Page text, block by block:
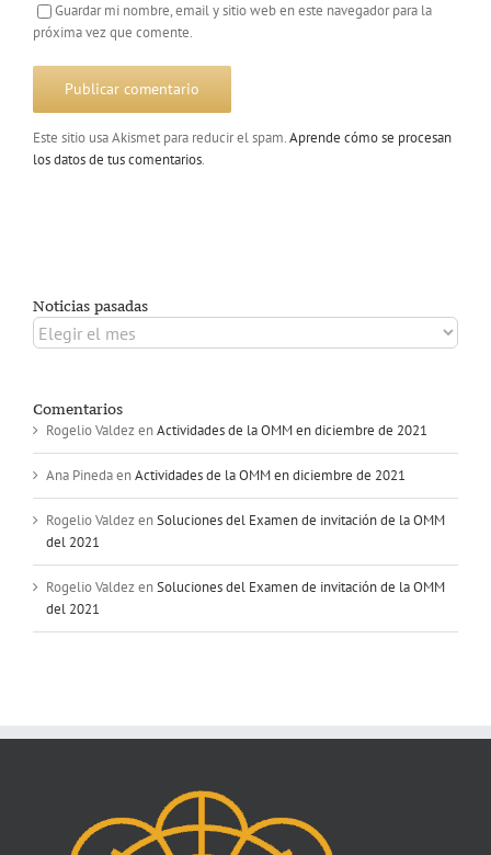
Guardar mi nombre, email y sitio web en este navegador para la
próxima vez que comente.
Este sitio usa Akismet para reducir el spam.Aprende cómo se procesan
los datos de tus comentarios.
Noticias pasadas
Noticias
pasadas
Comentarios
Rogelio ValdezenActividades de la OMM en diciembre de 2021
Ana PinedaenActividades de la OMM en diciembre de 2021
Rogelio ValdezenSoluciones del Examen de invitación de la OMM
del 2021
Rogelio ValdezenSoluciones del Examen de invitación de la OMM
del 2021